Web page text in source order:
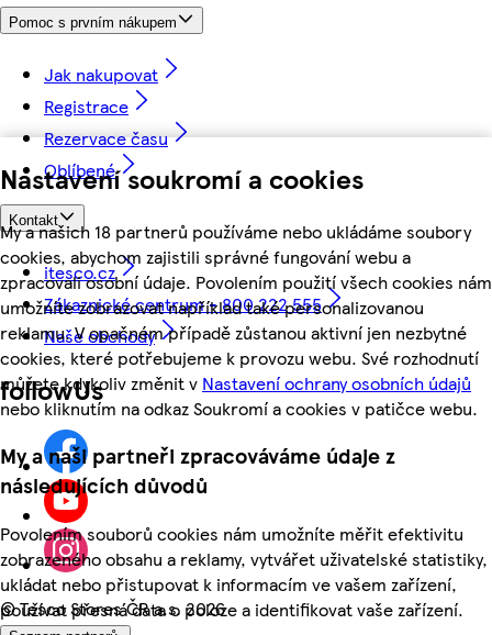
Nastavení soukromí a cookies
My a našich 18 partnerů používáme nebo ukládáme soubory
cookies, abychom zajistili správné fungování webu a
zpracovali osobní údaje. Povolením použití všech cookies nám
umožníte zobrazovat například také personalizovanou
reklamu. V opačném případě zůstanou aktivní jen nezbytné
cookies, které potřebujeme k provozu webu. Své rozhodnutí
můžete kdykoliv změnit v Nastavení ochrany osobních údajů
nebo kliknutím na odkaz Soukromí a cookies v patičce webu.
My a naši partneři zpracováváme údaje z
následujících důvodů
Povolením souborů cookies nám umožníte měřit efektivitu
zobrazeného obsahu a reklamy, vytvářet uživatelské statistiky,
ukládat nebo přistupovat k informacím ve vašem zařízení,
používat přesná data o poloze a identifikovat vaše zařízení.
Pomoc s prvním nákupem
Jak nakupovat
Registrace
Rezervace času
Oblíbené
Kontakt
itesco.cz
Zákaznické centrum - 800 222 555
Naše obchody
followUs
©Tesco Stores ČR a.s. 2026